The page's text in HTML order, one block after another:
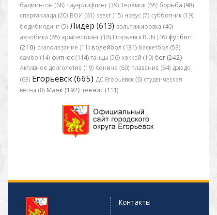
бадминтон (68) пауэрлифтинг (39) Теремок (65) борьба (98)
спартакиада (20) ВОИ (61) квест (15) новус (7) субботник (19)
бодибилдинг (5) Лидер (613) вольтижировка (40)
аэробика (65) армрестлинг (18) Егорьевск RUN (46) футбол
(210) скалолазание (11) волейбол (131) баскетбол (53)
самбо (14) фитнес (114) танцы (56) хоккей (10) бег (242)
Активное долголетие (19) Конина (60) плавание (64) дзюдо
(63) Егорьевск (665) ДС Егорьевск (6) студенческая
весна (8) Маяк (192) теннис (111)
Контакты